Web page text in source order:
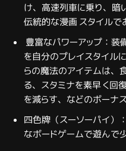
け、高速列車に乗り、
伝統的な漫画 スタイルで
豊富なパワーアップ：装
を自分のプレイスタイル
らの魔法のアイテムは、
る、スタミナを素早 く回
を減らす、などのボーナ
四色牌（スーソーパイ）
なボードゲームで遊んで